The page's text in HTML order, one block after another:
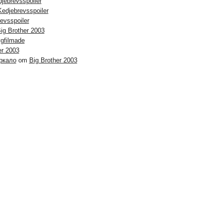
Brother 2003
2003
om Big Brother 2003